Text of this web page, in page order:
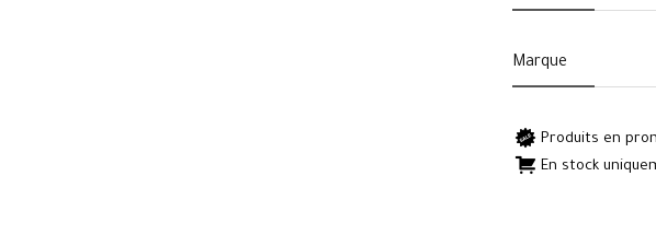
Marque
Produits en
En stock